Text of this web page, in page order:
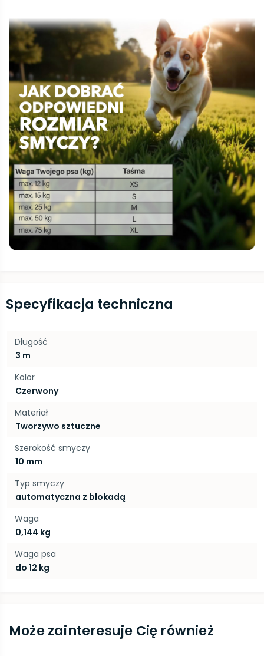
Specyfikacja techniczna
Długość
3 m
Kolor
Czerwony
Materiał
Tworzywo sztuczne
Szerokość smyczy
10 mm
Typ smyczy
automatyczna z blokadą
Waga
0,144 kg
Waga psa
do 12 kg
Może zainteresuje Cię również